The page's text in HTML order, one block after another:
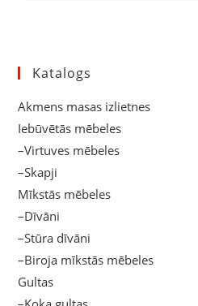
Katalogs
Akmens masas izlietnes
Iebūvētās mēbeles
–Virtuves mēbeles
–Skapji
Mīkstās mēbeles
–Dīvāni
–Stūra dīvāni
–Biroja mīkstās mēbeles
Gultas